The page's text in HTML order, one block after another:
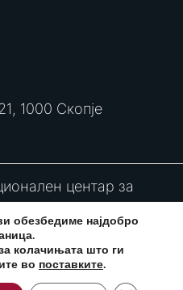
обезбедиме најдобро
колачињата што ги
во поставките.
1000 Скопје
центар за
инциденти
Политика за привантост